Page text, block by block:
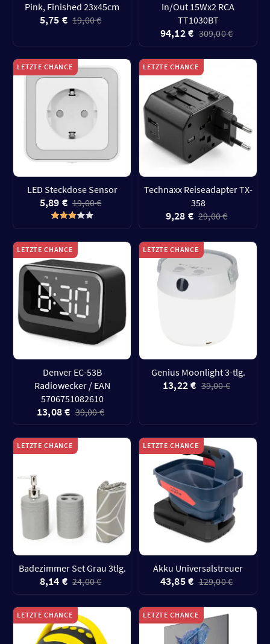
Pink, Finished 23x45cm
5,75 € 19,00 €
In/Out 15Wx2 RCA
TT1030BT
94,12 € 309,00 €
LETZTE CHANCE
LED Steckdose Sensor
5,89 € 19,00 €
LETZTE CHANCE
Technaxx Reiseadapter TX-
358
9,28 € 29,00 €
LETZTE CHANCE
Denver EC-53B
Radiowecker / EAN
5706751082610
13,08 € 39,00 €
LETZTE CHANCE
Genius Moonlight 3-tlg.
13,22 € 39,00 €
LETZTE CHANCE
Badezimmer Set Grau 3tlg.
8,14 € 24,00 €
LETZTE CHANCE
Akku Universalstreuer
43,85 € 129,00 €
LETZTE CHANCE LETZTE CHANCE